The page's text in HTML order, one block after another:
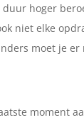
hoger
niet elke
moet je
moment